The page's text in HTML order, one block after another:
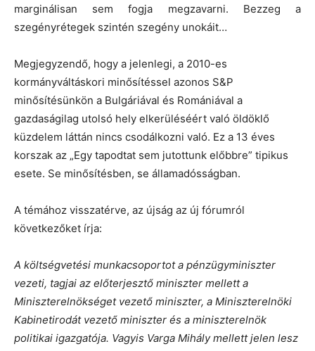
marginálisan sem fogja megzavarni. Bezzeg a
szegényrétegek szintén szegény unokáit…
Megjegyzendő, hogy a jelenlegi, a 2010-es
kormányváltáskori minősítéssel azonos S&P
minősítésünkön a Bulgáriával és Romániával a
gazdaságilag utolsó hely elkerüléséért való öldöklő
küzdelem láttán nincs csodálkozni való. Ez a 13 éves
korszak az „Egy tapodtat sem jutottunk előbbre” tipikus
esete. Se minősítésben, se államadósságban.
A témához visszatérve, az újság az új fórumról
következőket írja:
A költségvetési munkacsoportot a pénzügyminiszter
vezeti, tagjai az előterjesztő miniszter mellett a
Miniszterelnökséget vezető miniszter, a Miniszterelnöki
Kabinetirodát vezető miniszter és a miniszterelnök
politikai igazgatója. Vagyis Varga Mihály mellett jelen lesz